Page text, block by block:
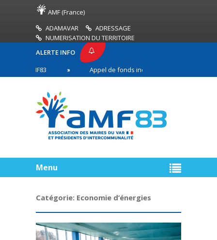
AMF (France)
ADAMAVAR
ADRESSAGE
NUMERISATION DU TERRITOIRE
ALERTE INFO
Appel de fonds incendies de forêt
première ligne
Menu
Catégorie: Economie d’énergies